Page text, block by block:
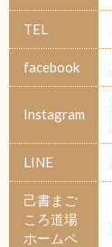
TEL
facebook
Instagram
LINE
己書まご
ころ道場
ホームペ